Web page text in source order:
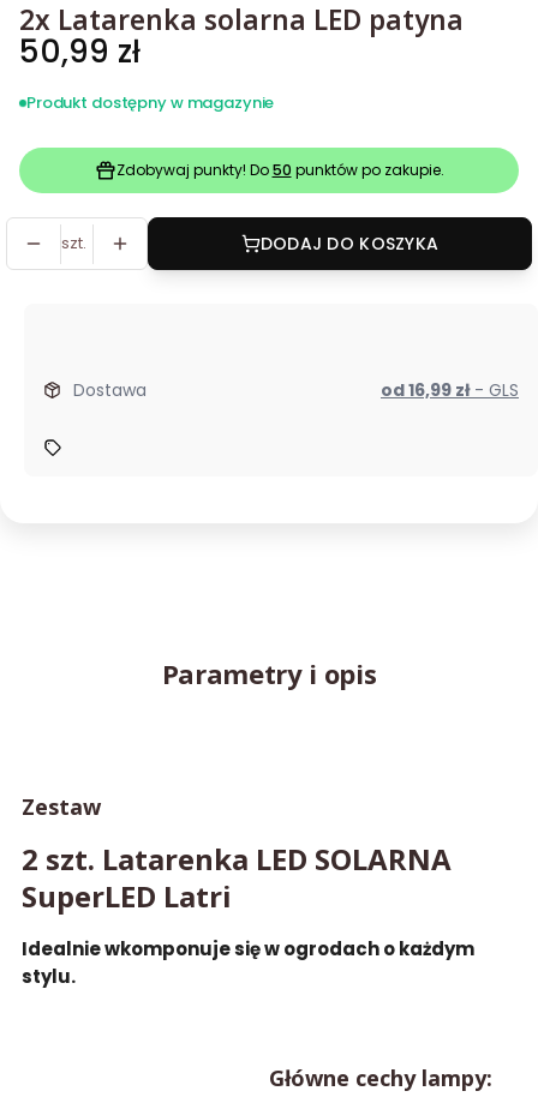
2x Latarenka solarna LED patyna
Cena
50,99 zł
Produkt dostępny w magazynie
Zdobywaj punkty! Do50 punktów po zakupie.
szt. DODAJ DO KOSZYKA
Dostawa od 16,99 zł - GLS
Parametry i opis
Zestaw
2 szt. Latarenka LED SOLARNA
SuperLED Latri
Idealnie wkomponuje się w ogrodach o każdym
stylu.
Główne cechy lampy: